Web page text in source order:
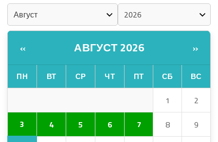
« АВГУСТ 2026 »
ПН ВТ СР ЧТ ПТ СБ ВС
1 2
3 4 5 6 7 8 9